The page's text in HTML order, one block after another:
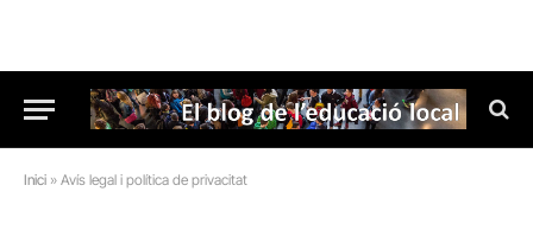
Inici » Avís legal i política de privacitat